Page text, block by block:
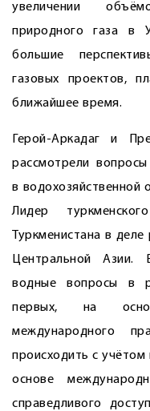
увеличении
природного газа в
большие
газовых проектов,
ближайшее время.
Герой-Аркадаг и
рассмотрели
в водохозяйственной
Лидер
Туркменистана в
Центральной Азии.
водные вопросы в
первых, на
международного
происходить с учётом
основе
справедливого